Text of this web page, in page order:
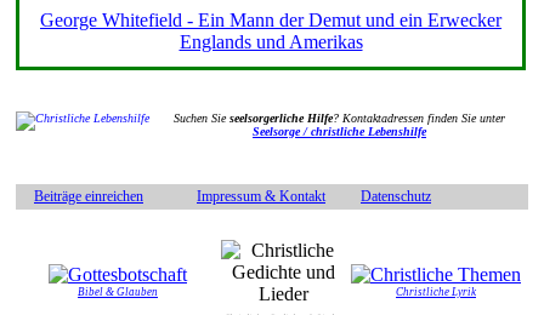
George Whitefield - Ein Mann der Demut und ein Erwecker
Englands und Amerikas
Suchen Sieseelsorgerliche Hilfe? Kontaktadressen finden Sie unter
Seelsorge / christliche Lebenshilfe
Beiträge einreichen Impressum & Kontakt Datenschutz
Bibel & Glauben Christliche Lyrik